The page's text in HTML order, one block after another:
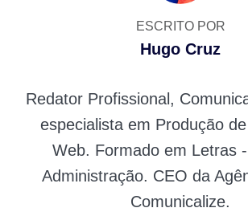
ESCRITO POR
Hugo Cruz
Redator Profissional,
especialista em Produção
Web. Formado em Letras
Administração. CEO da
Comunicalize.